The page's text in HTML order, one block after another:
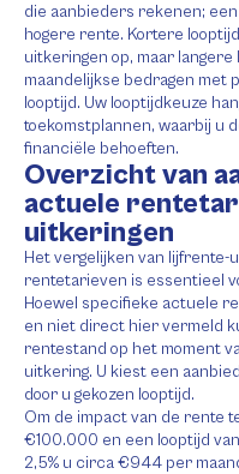
die aanbieders rekenen;
hogere rente. Kortere
uitkeringen op, maar
maandelijkse bedragen met
looptijd. Uw looptijdkeuze
toekomstplannen, waarbij u
financiële behoeften.
Overzicht van
actuele
uitkeringen
Het vergelijken van lijfrente-
rentetarieven is essentieel
Hoewel specifieke actuele
en niet direct hier vermeld
rentestand op het moment
uitkering. U kiest een
door u gekozen looptijd.
Om de impact van de rente
€100.000 en een looptijd
2,5% u circa €944 per